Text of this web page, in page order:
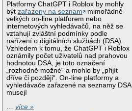
Platformy ChatGPT i Roblox by mohly
býtzařazeny na seznam
mimořádně
velkých on-line platforem nebo
internetových vyhledávačů, na něž se
vztahují zvláštní podmínky podle
nařízení o digitálních službách (DSA).
Vzhledem k tomu, že ChatGPT i Roblox
oznámily počet uživatelů nad prahovou
hodnotou DSA, je toto označení
„rozhodně možné“ a mohlo by „přijít
dříve či později“. On-line platformy a
vyhledávače zařazené na seznamy DSA
musejí
…více »